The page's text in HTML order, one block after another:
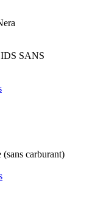
SANS
(sans carburant)